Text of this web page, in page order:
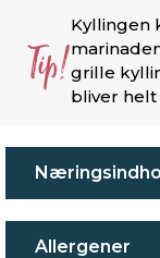
Tip!
Kyllingen
grille
bliver
Allergener